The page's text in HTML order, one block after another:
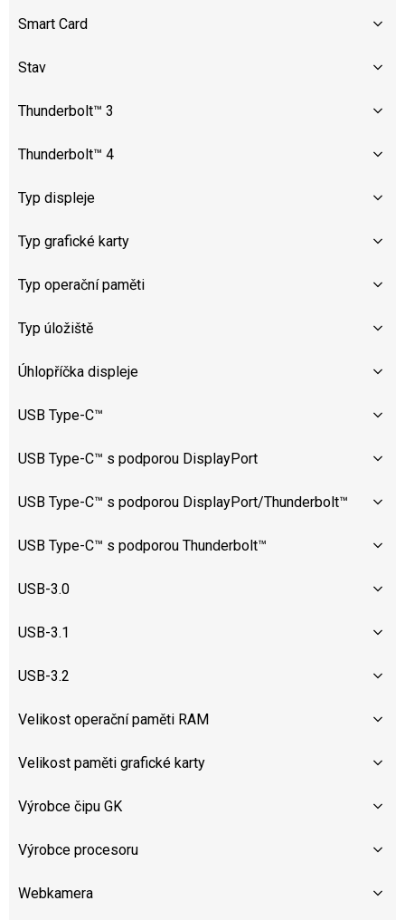
Smart Card
Stav
Thunderbolt™ 3
Thunderbolt™ 4
Typ displeje
Typ grafické karty
Typ operační paměti
Typ úložiště
Úhlopříčka displeje
USB Type-C™
USB Type-C™ s podporou DisplayPort
USB Type-C™ s podporou DisplayPort/Thunderbolt™
USB Type-C™ s podporou Thunderbolt™
USB-3.0
USB-3.1
USB-3.2
Velikost operační paměti RAM
Velikost paměti grafické karty
Výrobce čipu GK
Výrobce procesoru
Webkamera